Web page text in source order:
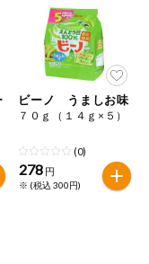
ビーノ うましお味
７０ｇ（１４ｇ×５）
(0)
278 円
※ (税込 300円)